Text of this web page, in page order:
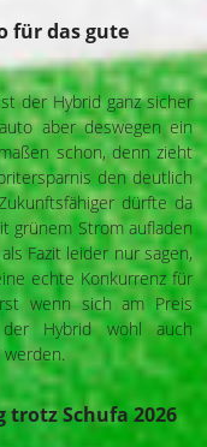
für das gute
der Hybrid ganz sicher
aber deswegen ein
schon, denn zieht
den deutlich
dürfte da
grünem Strom aufladen
Fazit leider nur sagen,
echte Konkurrenz für
wenn sich am Preis
Hybrid wohl auch
werden.
trotz Schufa 2026